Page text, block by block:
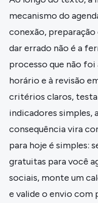
mecanismo do
conexão, preparação
dar errado não é a
processo que não
horário e à revisão
critérios claros,
indicadores simples,
consequência vira
para hoje é simples:
gratuitas para você
sociais, monte um
e valide o envio com